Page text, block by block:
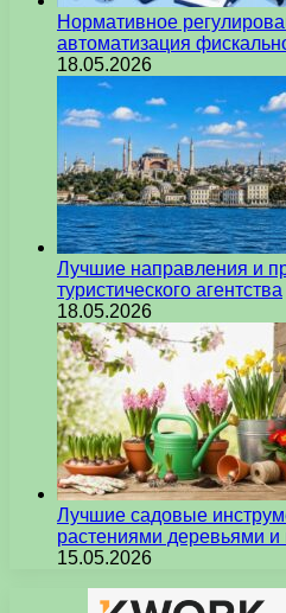
Нормативное
автоматизация
18.05.2026
Лучшие направления и
туристического агентства
18.05.2026
Лучшие садовые
растениями деревьями и
15.05.2026